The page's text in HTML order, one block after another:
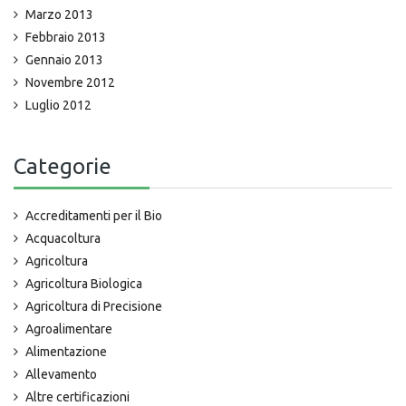
Marzo 2013
Febbraio 2013
Gennaio 2013
Novembre 2012
Luglio 2012
Categorie
Accreditamenti per il Bio
Acquacoltura
Agricoltura
Agricoltura Biologica
Agricoltura di Precisione
Agroalimentare
Alimentazione
Allevamento
Altre certificazioni